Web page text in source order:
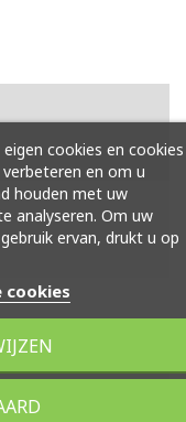
cookies en cookies
en om u
houden met uw
analyseren. Om uw
ervan, drukt u op
cookies